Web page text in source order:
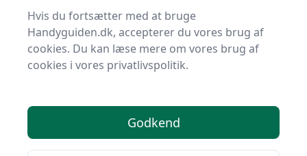
Bedste armeringsnet til
dig - 8 gode valg
Velkommen til HandyGuiden! Vi har gjort arbejdet for
dig og udvalgt 8 af de bedste armeringsnet på
markedet.
Hvis du fortsætter med at bruge
Handyguiden.dk, accepterer du vores brug af
cookies. Du kan læse mere om vores brug af
cookies i vores privatlivspolitik.
Godkend